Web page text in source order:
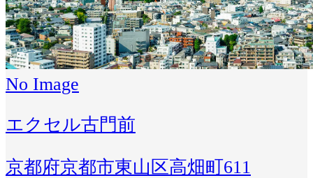
No Image
エクセル古門前
京都府京都市東山区高畑町611